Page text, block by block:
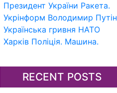
Президент України Ракета.
Укрінформ Володимир Путін
Українська гривня НАТО
Харків Поліція. Машина.
RECENT POSTS